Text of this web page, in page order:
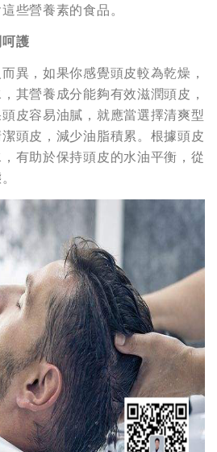
些營養素的食品。
護
異，如果你感覺頭皮較為乾燥，
其營養成分能夠有效滋潤頭皮，
皮容易油膩，就應當選擇清爽型
頭皮，減少油脂積累。根據頭皮
有助於保持頭皮的水油平衡，從